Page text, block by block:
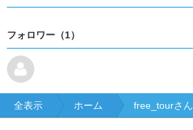
フォロワー（1）
全表示 ホーム free_tourさん